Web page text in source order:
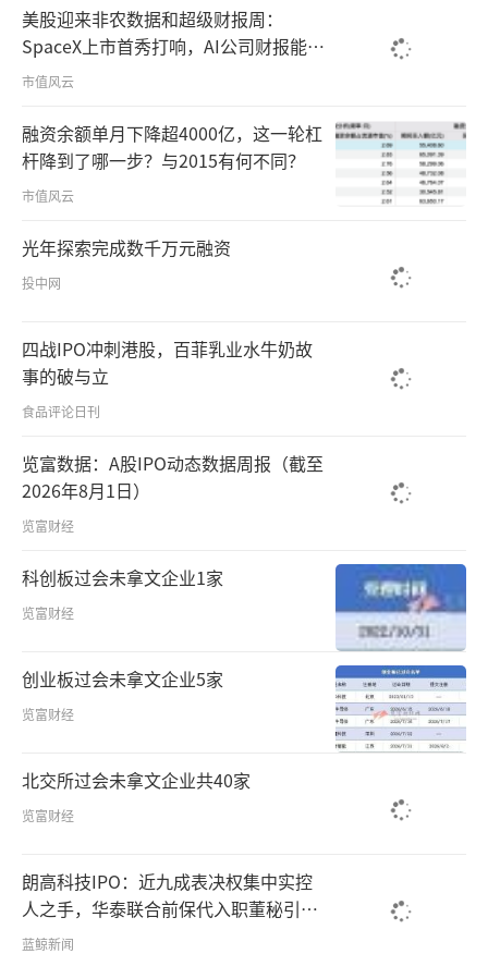
美股迎来非农数据和超级财报周：
SpaceX上市首秀打响，AI公司财报能否
扛住市值审判？
市值风云
融资余额单月下降超4000亿，这一轮杠
杆降到了哪一步？与2015有何不同？
市值风云
光年探索完成数千万元融资
投中网
四战IPO冲刺港股，百菲乳业水牛奶故
事的破与立
食品评论日刊
览富数据：A股IPO动态数据周报（截至
2026年8月1日）
览富财经
科创板过会未拿文企业1家
览富财经
创业板过会未拿文企业5家
览富财经
北交所过会未拿文企业共40家
览富财经
朗高科技IPO：近九成表决权集中实控
人之手，华泰联合前保代入职董秘引保
荐独立性争议
蓝鲸新闻